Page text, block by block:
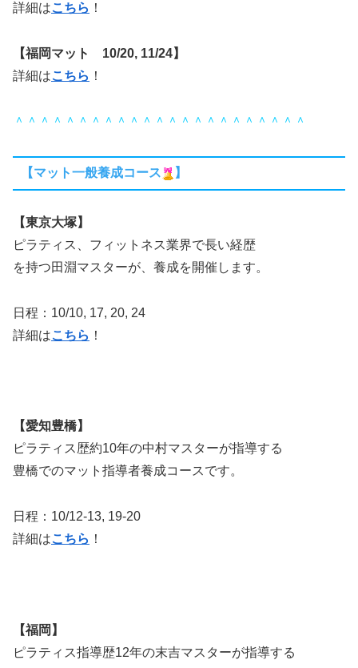
詳細はこちら ！
【福岡マット 10/20, 11/24】
詳細はこちら ！
＾＾＾＾＾＾＾＾＾＾＾＾＾＾＾＾＾＾＾＾＾＾＾
【マット一般養成コース 】
【東京大塚】
ピラティス、フィットネス業界で長い経歴
を持つ田淵マスターが、養成を開催します。
日程：10/10, 17, 20, 24
詳細はこちら ！
【愛知豊橋】
ピラティス歴約10年の中村マスターが指導する
豊橋でのマット指導者養成コースです。
日程：10/12-13, 19-20
詳細はこちら ！
【福岡】
ピラティス指導歴12年の末吉マスターが指導する